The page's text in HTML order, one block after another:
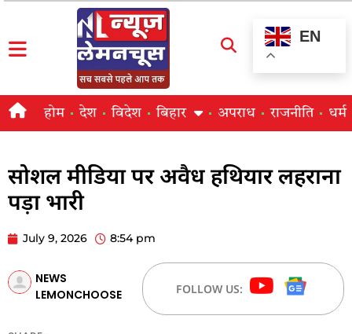
EN
होम देश विदेश बिहार अपराध राजनीति धर्म
सोशल मीडिया पर अवैध हथियार लहराना
पड़ा भारी
July 9, 2026 8:54 pm
NEWS
LEMONCHOOSE
FOLLOW US: